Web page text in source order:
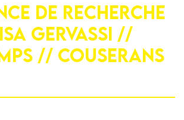
DE RECHERCHE
GERVASSI //
// COUSERANS